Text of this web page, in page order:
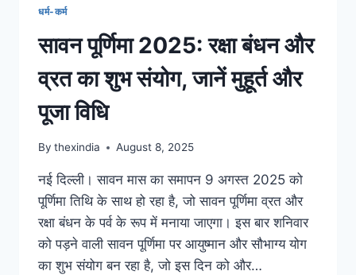
धर्म-कर्म
सावन पूर्णिमा 2025: रक्षा बंधन और
व्रत का शुभ संयोग, जानें मुहूर्त और
पूजा विधि
By thexindia August 8, 2025
नई दिल्ली। सावन मास का समापन 9 अगस्त 2025 को
पूर्णिमा तिथि के साथ हो रहा है, जो सावन पूर्णिमा व्रत और
रक्षा बंधन के पर्व के रूप में मनाया जाएगा। इस बार शनिवार
को पड़ने वाली सावन पूर्णिमा पर आयुष्मान और सौभाग्य योग
का शुभ संयोग बन रहा है, जो इस दिन को और…